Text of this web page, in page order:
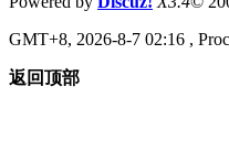
GMT+8, 2026-8-7 02:16 ,
返回顶部